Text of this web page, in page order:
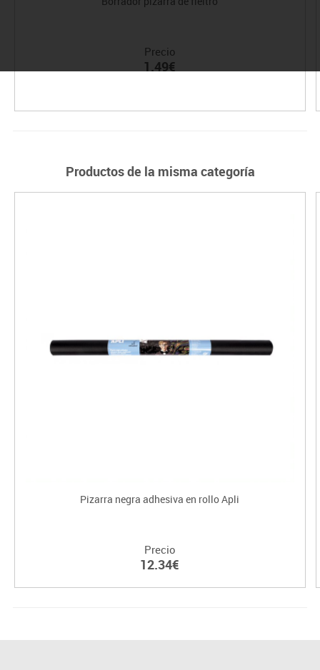
Precio
1.49€
Productos de la misma categoría
Pizarra negra adhesiva en rollo Apli
Precio
12.34€